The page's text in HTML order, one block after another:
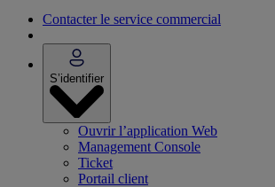
Contacter le service commercial
S’identifier
Ouvrir l’application Web
Management Console
Ticket
Portail client